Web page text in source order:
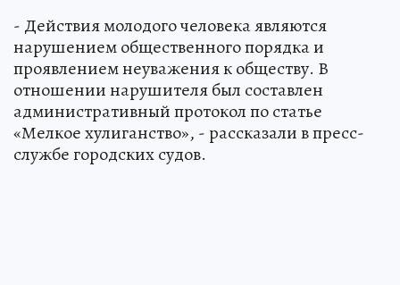
- Действия молодого человека являются
нарушением общественного порядка и
проявлением неуважения к обществу. В
отношении нарушителя был составлен
административный протокол по статье
«Мелкое хулиганство», - рассказали в пресс-
службе городских судов.